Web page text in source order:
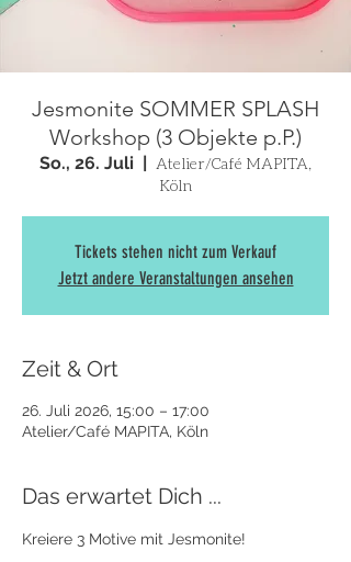
Jesmonite SOMMER SPLASH
Workshop (3 Objekte p.P.)
So., 26. Juli
  |
Atelier/Café MAPITA,
Köln
Tickets stehen nicht zum Verkauf
Jetzt andere Veranstaltungen ansehen
Zeit & Ort
26. Juli 2026, 15:00 – 17:00
Atelier/Café MAPITA, Köln
Das erwartet Dich ...
Kreiere 3 Motive mit Jesmonite!